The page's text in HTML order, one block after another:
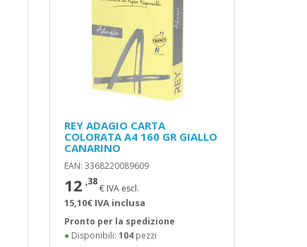
REY ADAGIO CARTA
COLORATA A4 160 GR GIALLO
CANARINO
EAN: 3368220089609
12 ,38
€ IVA escl.
15,10€ IVA inclusa
Pronto per la spedizione
● Disponibili:104 pezzi